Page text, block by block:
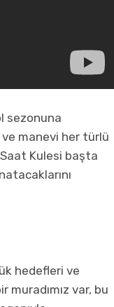
sezonuna
manevi her türlü
Kulesi başta
hedefleri ve
var, bu